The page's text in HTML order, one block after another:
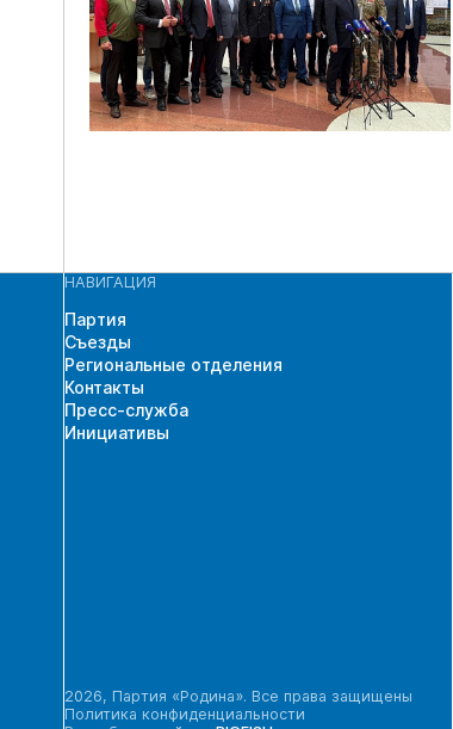
НАВИГАЦИЯ
Партия
Съезды
Региональные отделения
Контакты
Пресс-служба
Инициативы
2026, Партия «Родина». Все права защищены
Политика конфиденциальности